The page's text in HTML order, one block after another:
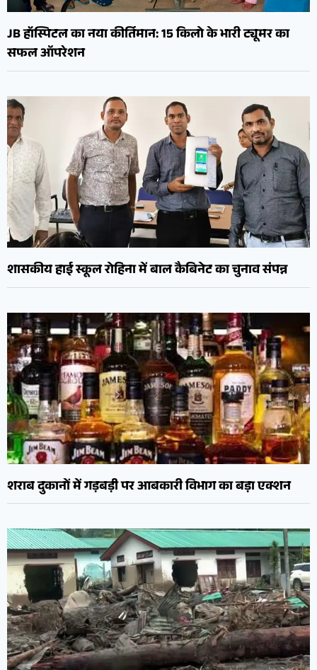
JB हॉस्पिटल का नया कीर्तिमान: 15 किलो के भारी ट्यूमर का
सफल ऑपरेशन
शासकीय हाई स्कूल रोहिना में बाल कैबिनेट का चुनाव संपन्न
शराब दुकानों में गड़बड़ी पर आबकारी विभाग का बड़ा एक्शन